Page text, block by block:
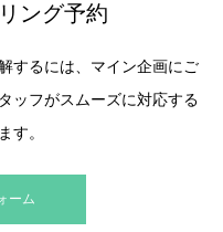
ング予約
するには、マイン企画にご
ッフがスムーズに対応する
す。
ーム